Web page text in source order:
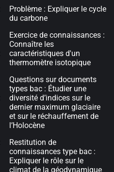
Problème : Expliquer le cycle
du carbone
Exercice de connaissances :
Connaître les
caractéristiques d'un
thermomètre isotopique
Questions sur documents
types bac : Étudier une
diversité d’indices sur le
dernier maximum glaciaire
et sur le réchauffement de
l’Holocène
Restitution de
connaissances type bac :
Expliquer le rôle sur le
climat de la géodynamique